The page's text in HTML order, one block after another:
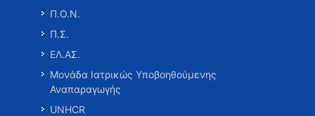
Π.Ο.Ν.
Π.Σ.
ΕΛ.ΑΣ.
Μονάδα Ιατρικώς Υποβοηθούμενης
Αναπαραγωγής
UNHCR